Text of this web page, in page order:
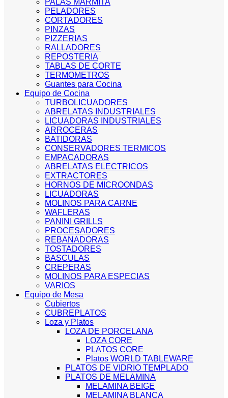
PALAS MARMITA
PELADORES
CORTADORES
PINZAS
PIZZERIAS
RALLADORES
REPOSTERIA
TABLAS DE CORTE
TERMOMETROS
Guantes para Cocina
Equipo de Cocina
TURBOLICUADORES
ABRELATAS INDUSTRIALES
LICUADORAS INDUSTRIALES
ARROCERAS
BATIDORAS
CONSERVADORES TERMICOS
EMPACADORAS
ABRELATAS ELECTRICOS
EXTRACTORES
HORNOS DE MICROONDAS
LICUADORAS
MOLINOS PARA CARNE
WAFLERAS
PANINI GRILLS
PROCESADORES
REBANADORAS
TOSTADORES
BASCULAS
CREPERAS
MOLINOS PARA ESPECIAS
VARIOS
Equipo de Mesa
Cubiertos
CUBREPLATOS
Loza y Platos
LOZA DE PORCELANA
LOZA CORE
PLATOS CORE
Platos WORLD TABLEWARE
PLATOS DE VIDRIO TEMPLADO
PLATOS DE MELAMINA
MELAMINA BEIGE
MELAMINA BLANCA